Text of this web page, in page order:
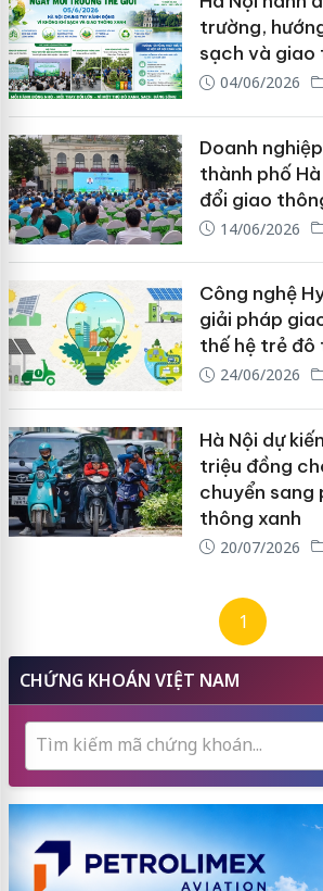
trường,
sạch và giao
04/06/2026
Doanh
thành phố
đổi giao
14/06/2026
Công nghệ
giải pháp
thế hệ trẻ đô
24/06/2026
Hà Nội dự
triệu đồng
chuyển sang
thông xanh
20/07/2026
1
CHỨNG KHOÁN VIỆT NAM
Tìm kiếm mã chứng khoán...